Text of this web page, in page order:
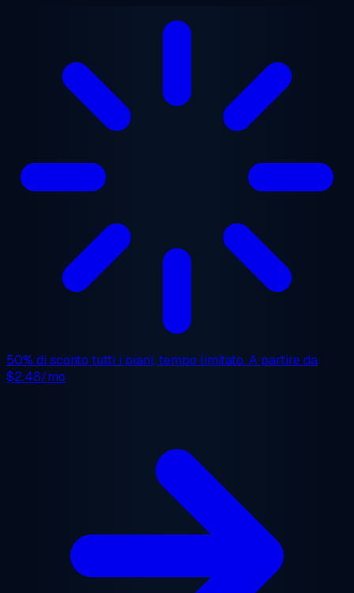
50% di sconto tutti i piani, tempo limitato. A partire da
$2.48/mo